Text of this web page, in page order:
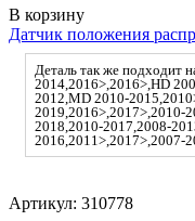
В корзину
Датчик положения
Деталь так же подходит
2014,2016>,2016>,HD
2012,MD 2010-
2019,2016>,2017>,2010-
2018,2010-2017,2008-
2016,2011>,2017>,2007-
Артикул: 310778